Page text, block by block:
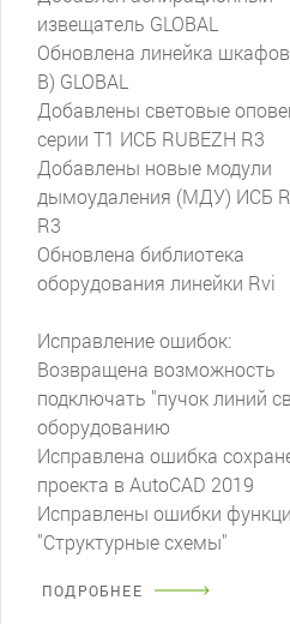
извещатель GLOBAL
Обновлена линейка
В) GLOBAL
Добавлены световые
серии Т1 ИСБ RUBEZH R3
Добавлены новые модули
дымоудаления (МДУ) ИСБ
R3
Обновлена библиотека
оборудования линейки Rvi
Исправление ошибок:
Возвращена возможность
подключать "пучок линий
оборудованию
Исправлена ошибка
проекта в AutoCAD 2019
Исправлены ошибки
"Структурные схемы"
ПОДРОБНЕЕ